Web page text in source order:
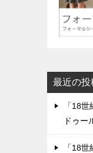
最近の投
「18
ドゥー
「18